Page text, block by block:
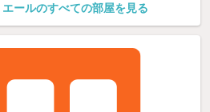
ールのすべての部屋を見る